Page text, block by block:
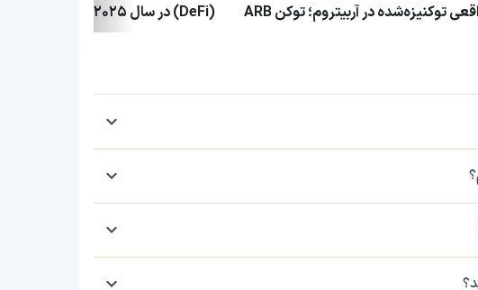
واقعی توکنیزه‌شده در آربیتروم؛ توکن ARB
غیرمتمرکز ادامه دارد